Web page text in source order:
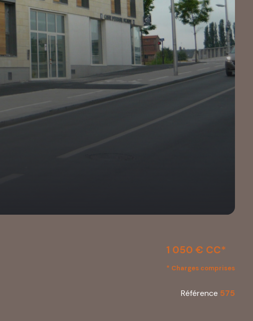
1 050 € CC*
* Charges comprises
Référence 575